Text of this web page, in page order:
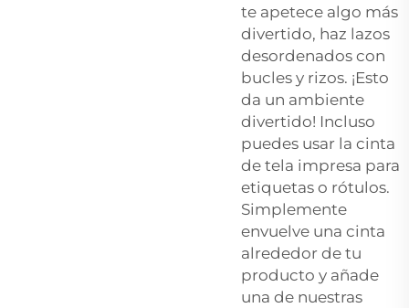
te apetece algo más
divertido, haz lazos
desordenados con
bucles y rizos. ¡Esto
da un ambiente
divertido! Incluso
puedes usar la cinta
de tela impresa para
etiquetas o rótulos.
Simplemente
envuelve una cinta
alrededor de tu
producto y añade
una de nuestras